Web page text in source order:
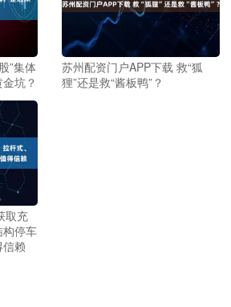
”集体
坑？
苏州配资门户APP下载 救“狐
狸”还是救“酱板鸭”？
取充
构停车
赖